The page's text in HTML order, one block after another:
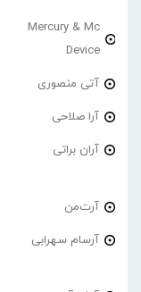
Mercury & Mc
Device
آتی منصوری
آرا صلاحی
آران براتی
آرت‌من
آرسام سهرابی